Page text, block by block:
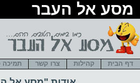
אל העבר
דף הבית קהילות צרו קשר תמיכה